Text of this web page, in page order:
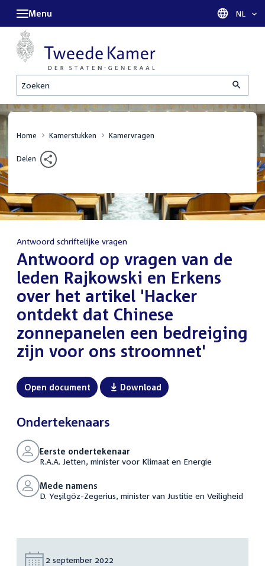
Zoeken
Menu Taal
NL
Home Kamerstukken Kamervragen
Delen
Antwoord schriftelijke vragen
Antwoord op vragen van de
leden Rajkowski en Erkens
over het artikel 'Hacker
ontdekt dat Chinese
zonnepanelen een bedreiging
zijn voor ons stroomnet'
Open document Download
Ondertekenaars
Eerste ondertekenaar
R.A.A. Jetten, minister voor Klimaat en Energie
Mede namens
D. Yeşilgöz-Zegerius, minister van Justitie en Veiligheid
Datum:
2 september 2022